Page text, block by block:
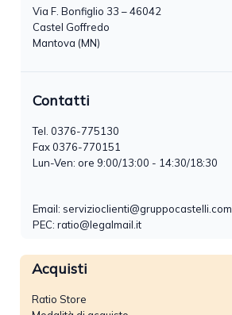
Via F. Bonfiglio 33 – 46042
Castel Goffredo
Mantova (MN)
Contatti
Tel. 0376-775130
Fax 0376-770151
Lun-Ven: ore 9:00/13:00 - 14:30/18:30
Email: servizioclienti@gruppocastelli.com
PEC: ratio@legalmail.it
Acquisti
Ratio Store